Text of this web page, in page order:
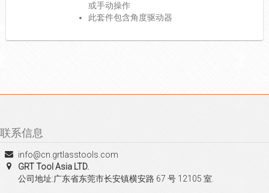
或手动操作
此套件包含角度驱动器
联系信息
info@cn.grtlasstools.com
GRT Tool Asia LTD.
公司地址:广东省东莞市长安镇横安路 67 号 12105 室.